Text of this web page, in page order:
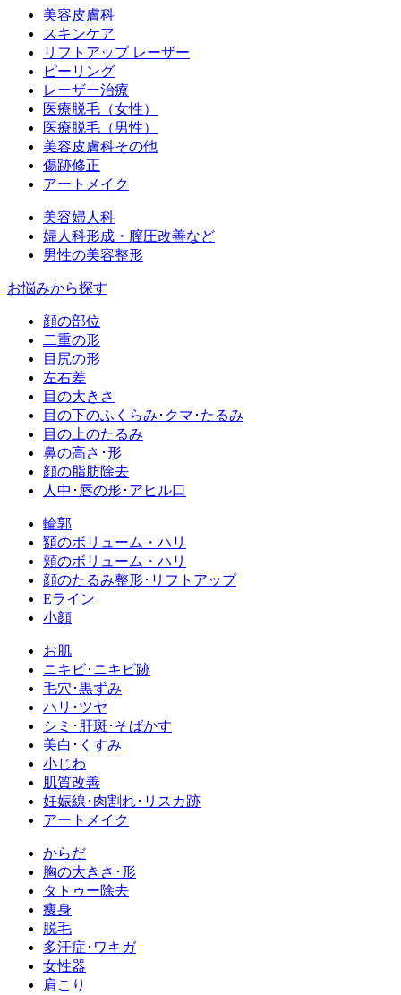
美容皮膚科
スキンケア
リフトアップ レーザー
ピーリング
レーザー治療
医療脱毛（女性）
医療脱毛（男性）
美容皮膚科その他
傷跡修正
アートメイク
美容婦人科
婦人科形成・膣圧改善など
男性の美容整形
お悩みから探す
顔の部位
二重の形
目尻の形
左右差
目の大きさ
目の下のふくらみ･クマ･たるみ
目の上のたるみ
鼻の高さ･形
顔の脂肪除去
人中･唇の形･アヒル口
輪郭
額のボリューム・ハリ
頬のボリューム・ハリ
顔のたるみ整形･リフトアップ
Eライン
小顔
お肌
ニキビ･ニキビ跡
毛穴･黒ずみ
ハリ･ツヤ
シミ･肝斑･そばかす
美白･くすみ
小じわ
肌質改善
妊娠線･肉割れ･リスカ跡
アートメイク
からだ
胸の大きさ･形
タトゥー除去
痩身
脱毛
多汗症･ワキガ
女性器
肩こり